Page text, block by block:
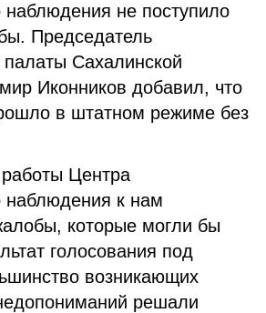
наблюдения не поступило
Председатель
Сахалинской
Иконников добавил, что
в штатном режиме без
Центра
наблюдения к нам
которые могли бы
голосования под
возникающих
решали